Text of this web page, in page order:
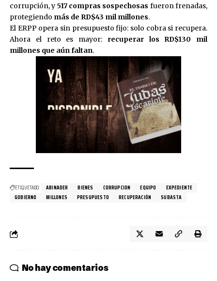
corrupción, y 517 compras sospechosas fueron frenadas,
protegiendo más de RD$43 mil millones.
El ERPP opera sin presupuesto fijo: solo cobra si recupera.
Ahora el reto es mayor: recuperar los RD$130 mil
millones que aún faltan.
ETIQUETADO: ABINADER BIENES CORRUPCION EQUIPO
EXPEDIENTE
GOBIERNO
MILLONES PRESUPUESTO RECUPERACIÓN SUBASTA
No hay comentarios